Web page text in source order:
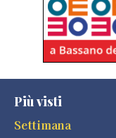
Più visti
Settimana